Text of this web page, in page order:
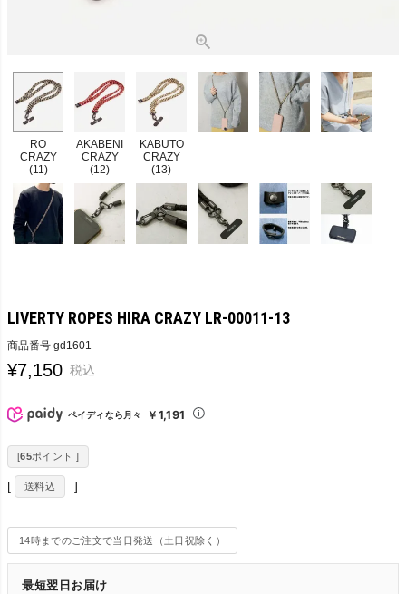
RO
CRAZY
(11)
AKABENI
CRAZY
(12)
KABUTO
CRAZY
(13)
LIVERTY ROPES HIRA CRAZY LR-00011-13
商品番号 gd1601
¥7,150 税込
ペイディなら月々 ￥1,191
[65ポイント ]
送料込
14時までのご注文で当日発送（土日祝除く）
最短翌日お届け